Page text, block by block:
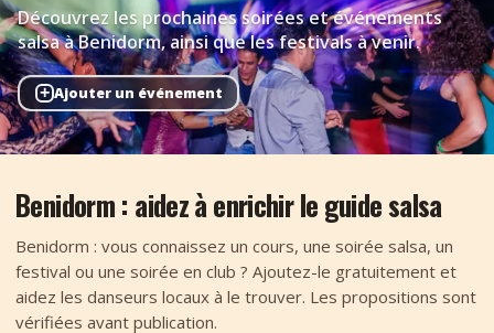
Actualités
Articles
Vidéos
Glossaire
Boutique
TuneTempo
Découvrez les prochaines soirées et événements
salsa à Benidorm, ainsi que les festivals à venir.
+ Ajouter un événement
Benidorm : aidez à enrichir le guide salsa
Benidorm : vous connaissez un cours, une soirée salsa, un
festival ou une soirée en club ? Ajoutez-le gratuitement et
aidez les danseurs locaux à le trouver. Les propositions sont
vérifiées avant publication.